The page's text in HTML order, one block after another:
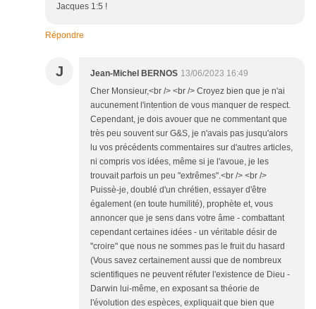
Jacques 1:5 !
Répondre
J Jean-Michel BERNOS 13/06/2023 16:49
Cher Monsieur,<br /> <br /> Croyez bien que je n'ai
aucunement l'intention de vous manquer de respect.
Cependant, je dois avouer que ne commentant que
très peu souvent sur G&S, je n'avais pas jusqu'alors
lu vos précédents commentaires sur d'autres articles,
ni compris vos idées, même si je l'avoue, je les
trouvait parfois un peu "extrêmes".<br /> <br />
Puissè-je, doublé d'un chrétien, essayer d'être
également (en toute humilité), prophète et, vous
annoncer que je sens dans votre âme - combattant
cependant certaines idées - un véritable désir de
"croire" que nous ne sommes pas le fruit du hasard
(Vous savez certainement aussi que de nombreux
scientifiques ne peuvent réfuter l'existence de Dieu -
Darwin lui-même, en exposant sa théorie de
l'évolution des espèces, expliquait que bien que